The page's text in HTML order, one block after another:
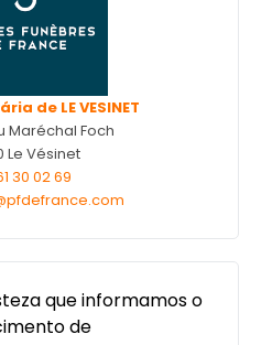
de LE VESINET
Maréchal Foch
Le Vésinet
30 02 69
que informamos o
de